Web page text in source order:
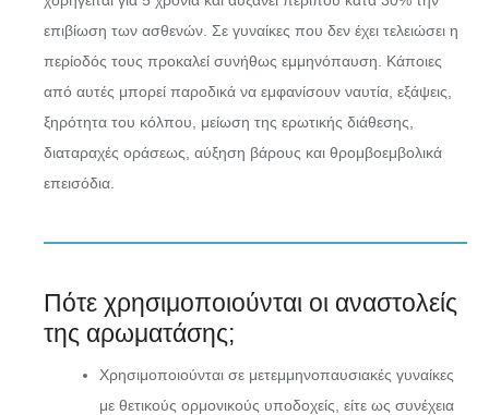
επιβίωση των ασθενών. Σε γυναίκες που δεν έχει τελειώσει η
περίοδός τους προκαλεί συνήθως εμμηνόπαυση. Κάποιες
από αυτές μπορεί παροδικά να εμφανίσουν ναυτία, εξάψεις,
ξηρότητα του κόλπου, μείωση της ερωτικής διάθεσης,
διαταραχές οράσεως, αύξηση βάρους και θρομβοεμβολικά
επεισόδια.
Πότε χρησιμοποιούνται οι αναστολείς
της αρωματάσης;
Χρησιμοποιούνται σε μετεμμηνοπαυσιακές γυναίκες
με θετικούς ορμονικούς υποδοχείς, είτε ως συνέχεια